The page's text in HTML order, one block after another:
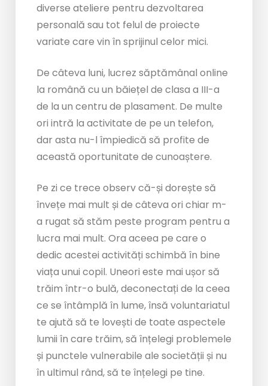
diverse ateliere pentru dezvoltarea
personală sau tot felul de proiecte
variate care vin în sprijinul celor mici.
De câteva luni, lucrez săptămânal online
la română cu un băiețel de clasa a III-a
de la un centru de plasament. De multe
ori intră la activitate de pe un telefon,
dar asta nu-l împiedică să profite de
această oportunitate de cunoaștere.
Pe zi ce trece observ că-și dorește să
învețe mai mult și de câteva ori chiar m-
a rugat să stăm peste program pentru a
lucra mai mult. Ora aceea pe care o
dedic acestei activități schimbă în bine
viața unui copil. Uneori este mai ușor să
trăim într-o bulă, deconectați de la ceea
ce se întâmplă în lume, însă voluntariatul
te ajută să te lovești de toate aspectele
lumii în care trăim, să înțelegi problemele
și punctele vulnerabile ale societății și nu
în ultimul rând, să te înțelegi pe tine.